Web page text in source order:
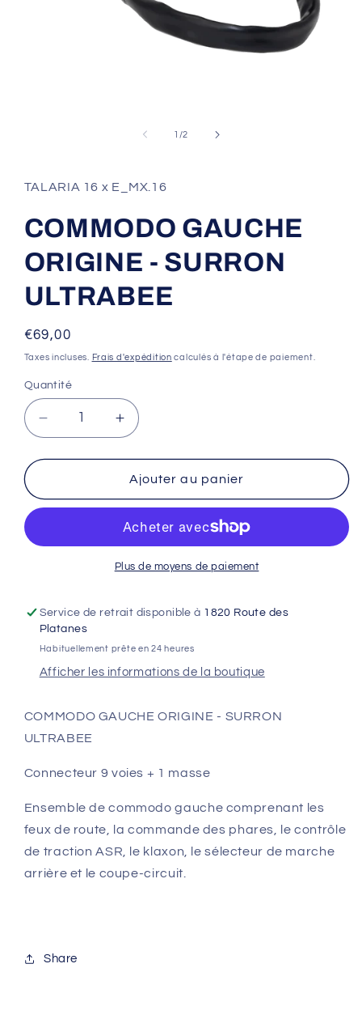
fenêtre
modale
1 /de
2
TALARIA 16 x E_MX.16
COMMODO GAUCHE
ORIGINE - SURRON
ULTRABEE
Prix
habituel
€69,00
Taxes incluses. Frais d'expédition calculés à l'étape de paiement.
Quantité
Réduire
la
quantité
COMMODO
-
Augmenter
la
quantité
de
COMMODO
ORIGINE
-
SURRON
Ajouter au panier
Plus de moyens de paiement
Service de retrait disponible à 1820 Route des
Platanes
Habituellement prête en 24 heures
Afficher les informations de la boutique
COMMODO GAUCHE ORIGINE - SURRON
ULTRABEE
Connecteur 9 voies + 1 masse
Ensemble de commodo gauche comprenant les
feux de route, la commande des phares, le contrôle
de traction ASR, le klaxon, le sélecteur de marche
arrière et le coupe-circuit.
Share